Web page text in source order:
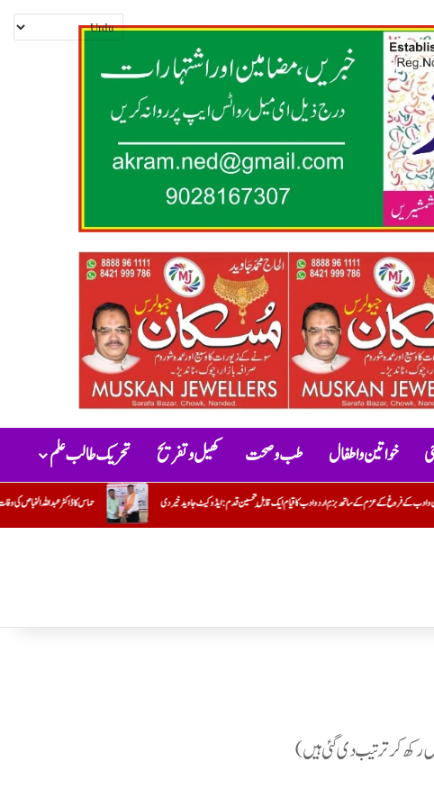
خواتین و اطفال طب و صحت کھیل و تفریح تحریک طالب علم
بمبئی ہائی حماس کا ڈاکٹر عبداللہ الخباص کی وفات پر گہرے رنج وغم کااظہار قدم : ایڈوکیٹ جاوید خیردی
رکھ کر ترتیب دی گئی ہیں)